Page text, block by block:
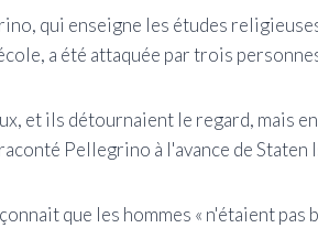
qui enseigne les études
a été attaquée par trois
et ils détournaient le regard, mais
Pellegrino à l'avance de Staten
que les hommes « n'étaient